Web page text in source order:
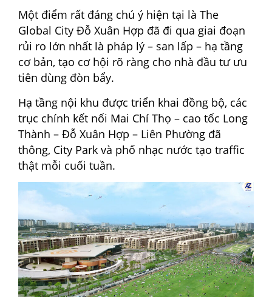
Một điểm rất đáng chú ý hiện tại là The
Global City Đỗ Xuân Hợp đã đi qua giai đoạn
rủi ro lớn nhất là pháp lý – san lấp – hạ tầng
cơ bản, tạo cơ hội rõ ràng cho nhà đầu tư ưu
tiên dùng đòn bẩy.
Hạ tầng nội khu được triển khai đồng bộ, các
trục chính kết nối Mai Chí Thọ – cao tốc Long
Thành – Đỗ Xuân Hợp – Liên Phường đã
thông, City Park và phố nhạc nước tạo traffic
thật mỗi cuối tuần.